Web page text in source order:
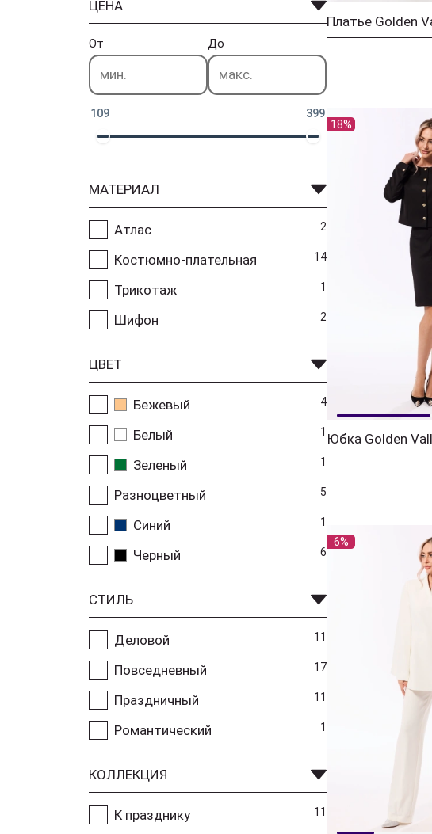
ЦЕНА
От До
109 399
МАТЕРИАЛ
Атлас 2
Костюмно-плательная 14
Трикотаж 1
Шифон 2
ЦВЕТ
Бежевый 4
Белый 1
Зеленый 1
Разноцветный 5
Синий 1
Черный 6
СТИЛЬ
Деловой 11
Повседневный 17
Праздничный 11
Романтический 1
КОЛЛЕКЦИЯ
К празднику 11
18%
6%